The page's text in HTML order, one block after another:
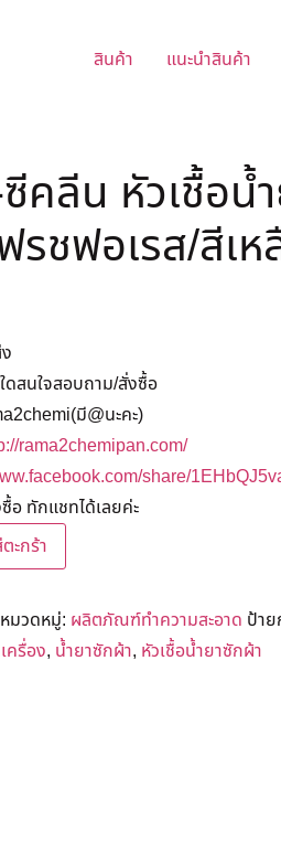
สินค้า แนะนำสินค้า
คลีน หัวเชื้อน้
รชฟอเรส/สีเ
ดสนใจสอบถาม/สั่งซื้อ
มี@นะคะ)
rama2chemipan.com/
share/
อ ทักแชทได้เลยค่ะ
ะกร้า
หมวดหมู่: ผลิตภัณฑ์ทำความสะอาด ป้า
ครื่อง, น้ำยาซักผ้า, หัวเชื้อน้ำยาซักผ้า